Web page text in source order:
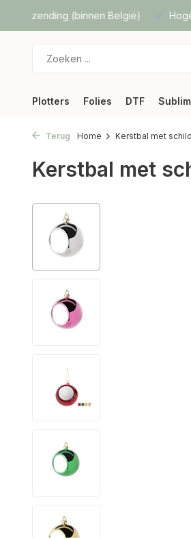
Hoge kwaliteit Direct To Film
Plotters Folies DTF
Terug Home Kerstbal met
Kerstbal met